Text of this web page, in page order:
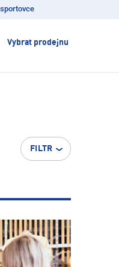
Vybrat prodejnu
FILTR